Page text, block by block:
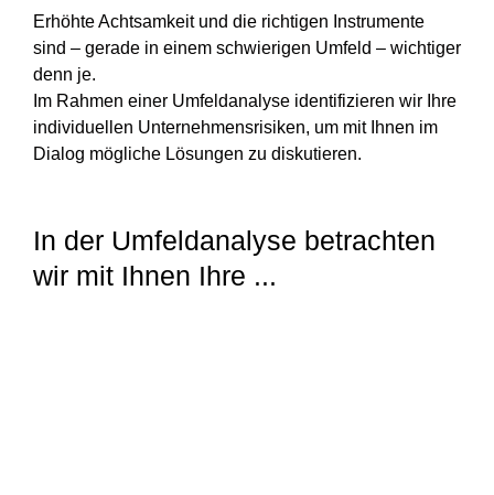
Erhöhte Achtsamkeit und die richtigen Instrumente
sind – gerade in einem schwierigen Umfeld – wichtiger
denn je.
Im Rahmen einer Umfeldanalyse identifizieren wir Ihre
individuellen Unternehmensrisiken, um mit Ihnen im
Dialog mögliche Lösungen zu diskutieren.
In der Umfeldanalyse betrachten
wir mit Ihnen Ihre ...